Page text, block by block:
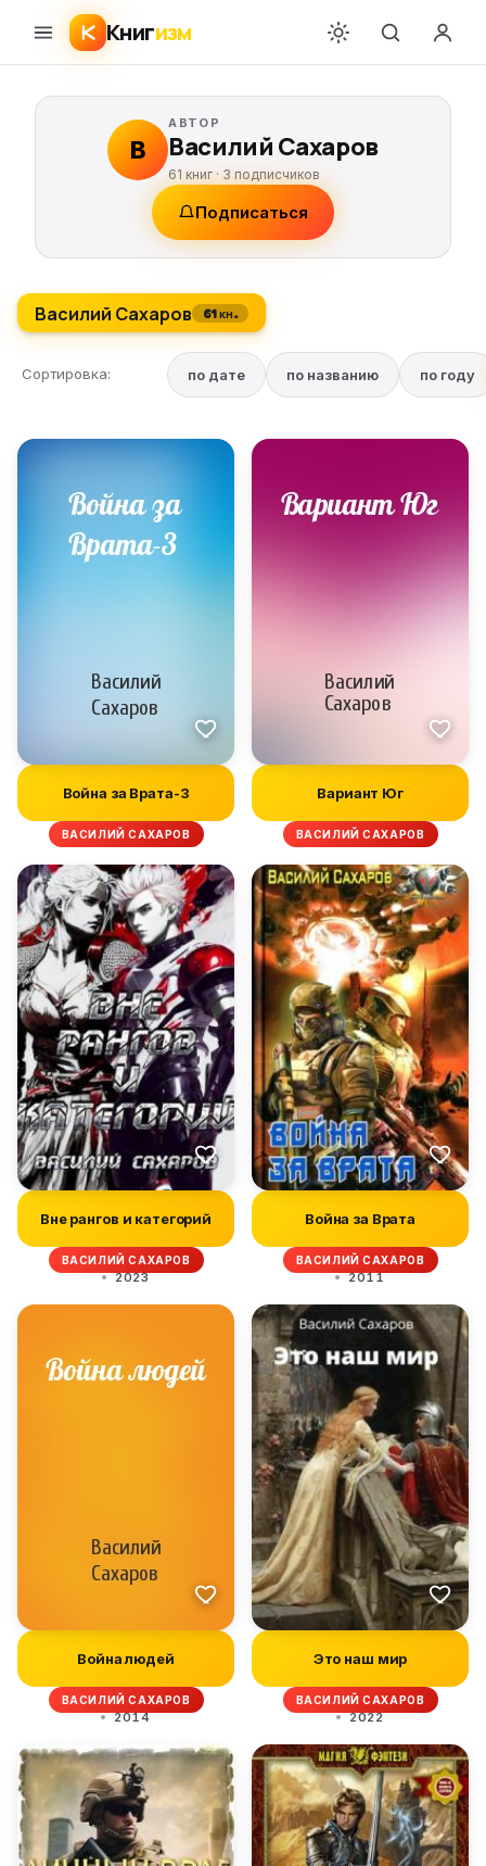
Книгизм
В
АВТОР
Василий Сахаров
61 книг · 3 подписчиков
Подписаться
Василий Сахаров 61 кн.
Сортировка: по дате по названию по году
Война за Врата-3
ВАСИЛИЙ САХАРОВ
Вариант Юг
ВАСИЛИЙ САХАРОВ
Вне рангов и категорий
ВАСИЛИЙ САХАРОВ
2023
Война за Врата
ВАСИЛИЙ САХАРОВ
2011
Война людей
ВАСИЛИЙ САХАРОВ
2014
Это наш мир
ВАСИЛИЙ САХАРОВ
2022